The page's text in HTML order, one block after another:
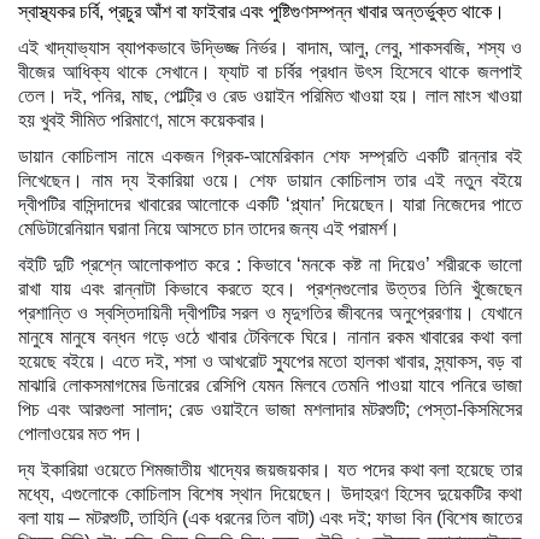
স্বাস্থ্যকর চর্বি, প্রচুর আঁশ বা ফাইবার এবং পুষ্টিগুণসম্পন্ন খাবার অন্তর্ভুক্ত থাকে।
এই খাদ্যাভ্যাস ব্যাপকভাবে উদ্ভিজ্জ নির্ভর। বাদাম, আলু, লেবু, শাকসবজি, শস্য ও
বীজের আধিক্য থাকে সেখানে। ফ্যাট বা চর্বির প্রধান উৎস হিসেবে থাকে জলপাই
তেল। দই, পনির, মাছ, পোল্ট্রি ও রেড ওয়াইন পরিমিত খাওয়া হয়। লাল মাংস খাওয়া
হয় খুবই সীমিত পরিমাণে, মাসে কয়েকবার।
ডায়ান কোচিলাস নামে একজন গ্রিক-আমেরিকান শেফ সম্প্রতি একটি রান্নার বই
লিখেছেন। নাম দ্য ইকারিয়া ওয়ে। শেফ ডায়ান কোচিলাস তার এই নতুন বইয়ে
দ্বীপটির বাসিন্দাদের খাবারের আলোকে একটি ‘প্ল্যান’ দিয়েছেন। যারা নিজেদের পাতে
মেডিটারেনিয়ান ঘরানা নিয়ে আসতে চান তাদের জন্য এই পরামর্শ।
বইটি দুটি প্রশ্নে আলোকপাত করে : কিভাবে ‘মনকে কষ্ট না দিয়েও’ শরীরকে ভালো
রাখা যায় এবং রান্নাটা কিভাবে করতে হবে। প্রশ্নগুলোর উত্তর তিনি খুঁজেছেন
প্রশান্তি ও স্বস্তিদায়িনী দ্বীপটির সরল ও মৃদুগতির জীবনের অনুপ্রেরণায়। যেখানে
মানুষে মানুষে বন্ধন গড়ে ওঠে খাবার টেবিলকে ঘিরে। নানান রকম খাবারের কথা বলা
হয়েছে বইয়ে। এতে দই, শসা ও আখরোট স্যুপের মতো হালকা খাবার, স্ন্যাকস, বড় বা
মাঝারি লোকসমাগমের ডিনারের রেসিপি যেমন মিলবে তেমনি পাওয়া যাবে পনিরে ভাজা
পিচ এবং আরগুলা সালাদ; রেড ওয়াইনে ভাজা মশলাদার মটরশুটি; পেস্তা-কিসমিসের
পোলাওয়ের মত পদ।
দ্য ইকারিয়া ওয়েতে শিমজাতীয় খাদ্যের জয়জয়কার। যত পদের কথা বলা হয়েছে তার
মধ্যে, এগুলোকে কোচিলাস বিশেষ স্থান দিয়েছেন। উদাহরণ হিসেব দুয়েকটির কথা
বলা যায় – মটরশুটি, তাহিনি (এক ধরনের তিল বাটা) এবং দই; ফাভা বিন (বিশেষ জাতের